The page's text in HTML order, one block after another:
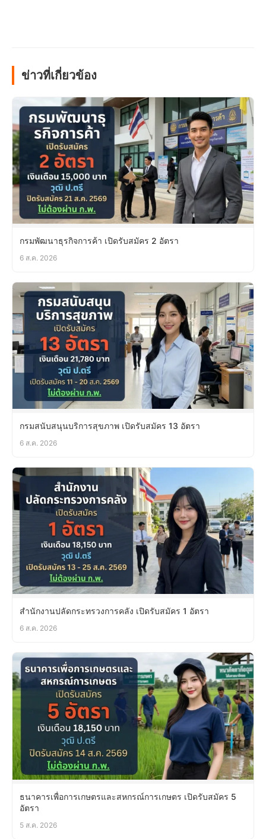
ข่าวที่เกี่ยวข้อง
กรมพัฒนาธุรกิจการค้า เปิดรับสมัคร 2 อัตรา
6 ส.ค. 2026
กรมสนับสนุนบริการสุขภาพ เปิดรับสมัคร 13 อัตรา
6 ส.ค. 2026
สำนักงานปลัดกระทรวงการคลัง เปิดรับสมัคร 1 อัตรา
6 ส.ค. 2026
ธนาคารเพื่อการเกษตรและสหกรณ์การเกษตร เปิดรับสมัคร 5
อัตรา
5 ส.ค. 2026